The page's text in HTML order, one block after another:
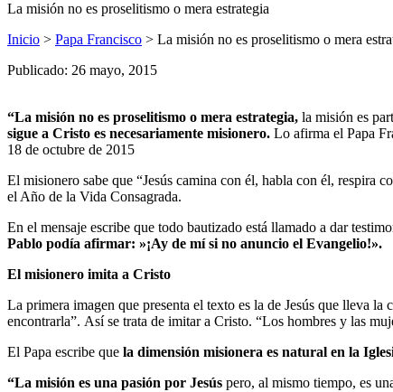
La misión no es proselitismo o mera estrategia
Inicio > Papa Francisco > La misión no es proselitismo o mera
Publicado: 26 mayo, 2015
“La misión no es proselitismo o mera estrategia, la misión es
sigue a Cristo es necesariamente misionero. Lo afirma el Papa
18 de octubre de 2015
El misionero sabe que “Jesús camina con él, habla con él, respira
el Año de la Vida Consagrada.
En el mensaje escribe que todo bautizado está llamado a dar
Pablo podía afirmar: »¡Ay de mí si no anuncio el Evangelio!».
El misionero imita a Cristo
La primera imagen que presenta el texto es la de Jesús que lleva
encontrarla”. Así se trata de imitar a Cristo. “Los hombres y las
El Papa escribe que la dimensión misionera es natural en la
“La misión es una pasión por Jesús pero, al mismo tiempo, es